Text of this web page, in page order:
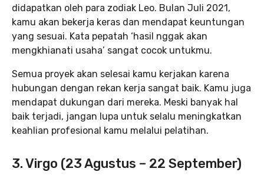
didapatkan oleh para zodiak Leo. Bulan Juli 2021,
kamu akan bekerja keras dan mendapat keuntungan
yang sesuai. Kata pepatah ‘hasil nggak akan
mengkhianati usaha’ sangat cocok untukmu.
Semua proyek akan selesai kamu kerjakan karena
hubungan dengan rekan kerja sangat baik. Kamu juga
mendapat dukungan dari mereka. Meski banyak hal
baik terjadi, jangan lupa untuk selalu meningkatkan
keahlian profesional kamu melalui pelatihan.
3. Virgo (23 Agustus – 22 September)